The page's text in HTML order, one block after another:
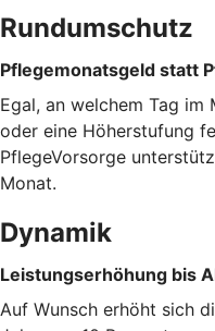
Rundumschutz
Pflegemonatsgeld statt
Egal, an welchem Tag
oder eine Höherstufung
PflegeVorsorge
Monat.
Dynamik
Leistungserhöhung bis
Auf Wunsch erhöht sich